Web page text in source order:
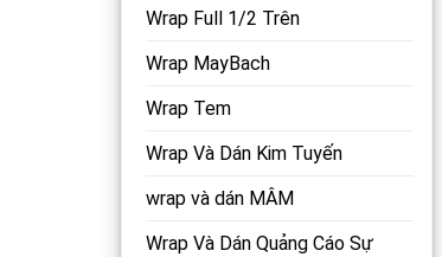
Wrap Full 1/2 Trên
Wrap MayBach
Wrap Tem
Wrap Và Dán Kim Tuyến
wrap và dán MÂM
Wrap Và Dán Quảng Cáo Sự